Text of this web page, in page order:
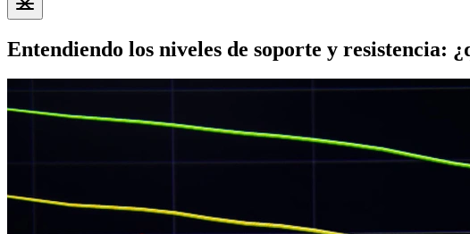
Entendiendo los niveles de soporte y resistencia: